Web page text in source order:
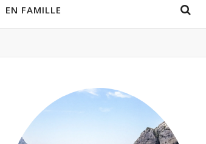
EN FAMILLE